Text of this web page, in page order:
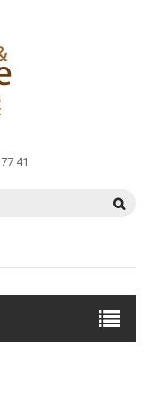
41